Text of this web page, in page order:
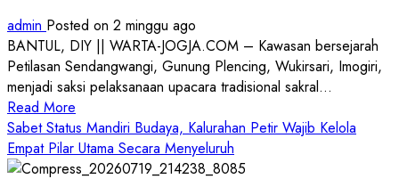
admin Posted on 2 minggu ago
BANTUL, DIY || WARTA-JOGJA.COM – Kawasan bersejarah
Petilasan Sendangwangi, Gunung Plencing, Wukirsari, Imogiri,
menjadi saksi pelaksanaan upacara tradisional sakral...
Read More
more
about
Dihadiri
Sabet Status Mandiri Budaya, Kalurahan Petir Wajib Kelola
Empat Pilar Utama Secara Menyeluruh